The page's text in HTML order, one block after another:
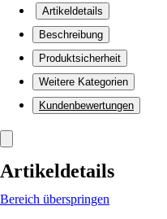
Artikeldetails
Beschreibung
Produktsicherheit
Weitere Kategorien
Kundenbewertungen
Artikeldetails
Bereich überspringen